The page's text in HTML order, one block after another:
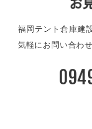
お
福岡テント倉庫建
気軽にお問い合わ